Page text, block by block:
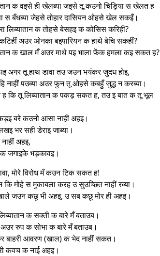
क वइसे ही खेलब्या जइसे तू कउनो चिड़िया स खेलत ह
स बँधब्या जेहसे तोहार दासियन ओहसे खेल सकइँ।
लिब्यातान क तोहसे बेसहइ क कोसिस करिहीं?
अउर ओनका बइपारियन क हाथे बेचि सकहीं?
क खाल मँ अउर माथे पइ भाला फेंक हमला कइ सकत ह?
पइ अगर तू हाथ डावा तउ जउन भयंकर जुदध होइ,
नाहीं पउब्या अउर फुन तू ओहसे कबहुँ जुद्ध न करब्या।
कि तू लिब्यातान क पकड़ सकत ह, तउ इ बात क तू भूल
बरे कउनो आसा नाहीं अहइ।
भर सही डेराइ जाब्या।
अहइ,
जगाइके भड़कावइ।
मोरे विरोध मँ कउन टिक सकत ह!
मोहे स मुकाबला करह उ सुउच्छित नाहीं रब्या।
जउन कछू भी अहइ, उ सब कछू मोर ही अहइ।
क सक्ती क बारे मँ बताउब।
रुप क सोभा क बारे मँ बताउब।
बाहरी आवरण (खाल) क भेद नाहीं सकत।
कवच क नाई अहइ।